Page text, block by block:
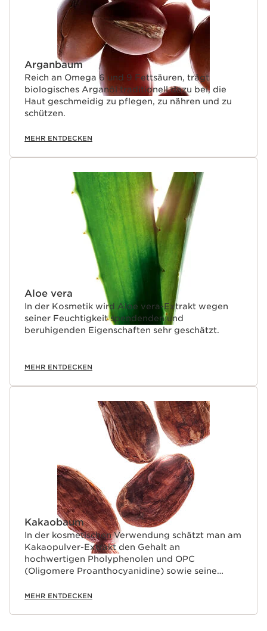
Arganbaum
Reich an Omega 6 und 9 Fettsäuren, trägt
biologisches Arganöl traditionell dazu bei, die
Haut geschmeidig zu pflegen, zu nähren und zu
schützen.
MEHR ENTDECKEN
Aloe vera
In der Kosmetik wird Aloe vera-Extrakt wegen
seiner Feuchtigkeit spendenden und
beruhigenden Eigenschaften sehr geschätzt.
MEHR ENTDECKEN
Kakaobaum
In der kosmetischen Verwendung schätzt man am
Kakaopulver-Extrakt den Gehalt an
hochwertigen Pholyphenolen und OPC
(Oligomere Proanthocyanidine) sowie seine
Eigenschaften.
MEHR ENTDECKEN